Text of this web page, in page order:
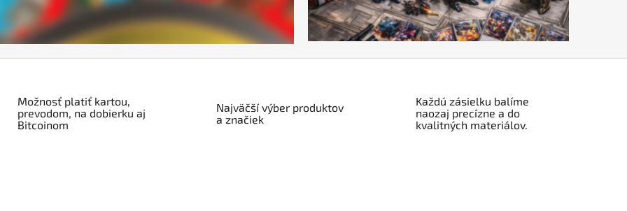
Možnosť platiť kartou,
prevodom, na dobierku aj
Bitcoinom
Najväčší výber produktov
a značiek
Každú zásielku balíme
naozaj precízne a do
kvalitných materiálov.